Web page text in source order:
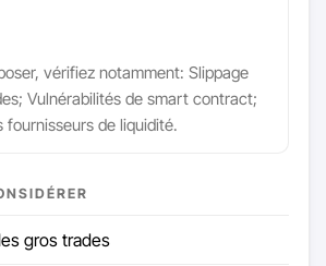
vérifiez notamment: Slippage
Vulnérabilités de smart contract;
fournisseurs de liquidité.
gros trades